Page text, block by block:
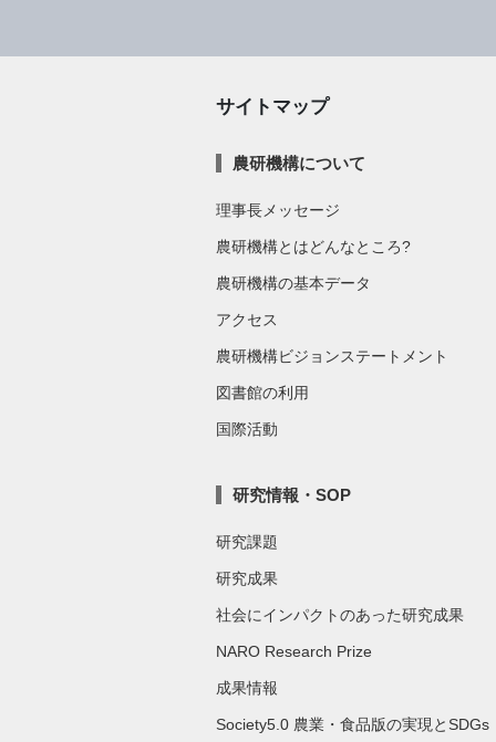
サイトマップ
農研機構について
理事長メッセージ
農研機構とはどんなところ?
農研機構の基本データ
アクセス
農研機構ビジョンステートメント
図書館の利用
国際活動
研究情報・SOP
研究課題
研究成果
社会にインパクトのあった研究成果
NARO Research Prize
成果情報
Society5.0 農業・食品版の実現とSDGs